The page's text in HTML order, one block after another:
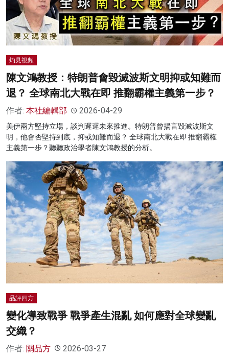
灼見視頻
陳文鴻教授：特朗普會毀滅波斯文明抑或知難而
退？ 全球南北大戰在即 推翻霸權主義第一步？
作者: 本社編輯部 2026-04-29
美伊兩方堅持立場，談判遲遲未來推進。特朗普曾揚言毀滅波斯文
明，他會否堅持到底，抑或知難而退？ 全球南北大戰在即 推翻霸權
主義第一步？聽聽政治學者陳文鴻教授的分析。
品評四方
變化導致戰爭 戰爭產生混亂 如何應對全球變亂
交織？
作者: 關品方 2026-03-27